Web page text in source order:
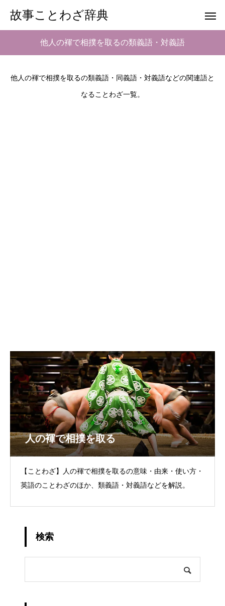
故事ことわざ辞典
他人の褌で相撲を取るの類義語・対義語
他人の褌で相撲を取るの類義語・同義語・対義語などの関連語と
なることわざ一覧。
人の褌で相撲を取る
【ことわざ】人の褌で相撲を取るの意味・由来・使い方・
英語のことわざのほか、類義語・対義語などを解説。
検索